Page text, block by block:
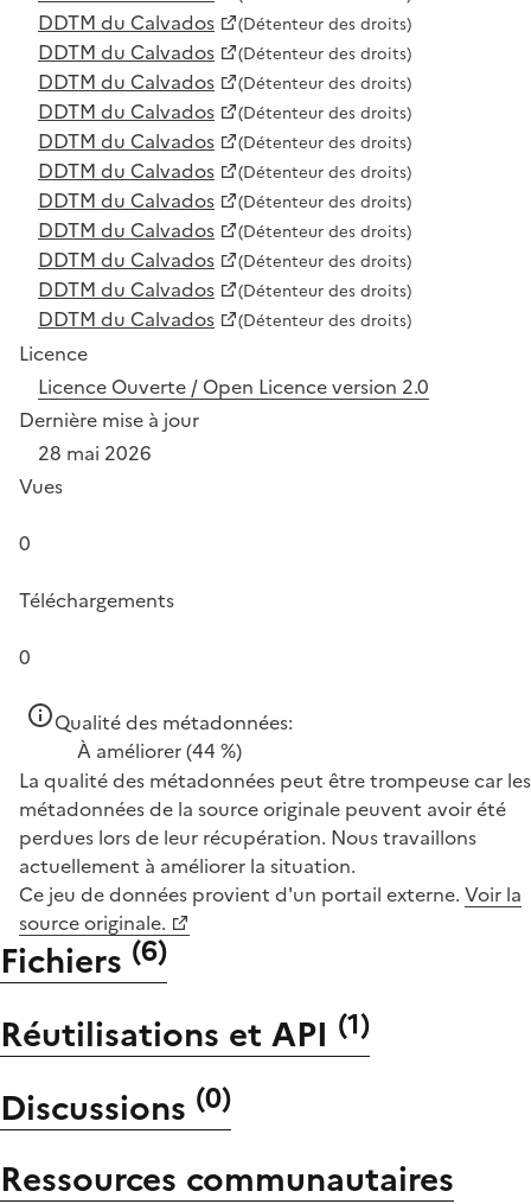
DDTM du Calvados (Détenteur des droits)
DDTM du Calvados (Détenteur des droits)
DDTM du Calvados (Détenteur des droits)
DDTM du Calvados (Détenteur des droits)
DDTM du Calvados (Détenteur des droits)
DDTM du Calvados (Détenteur des droits)
DDTM du Calvados (Détenteur des droits)
DDTM du Calvados (Détenteur des droits)
DDTM du Calvados (Détenteur des droits)
DDTM du Calvados (Détenteur des droits)
DDTM du Calvados (Détenteur des droits)
Licence
Licence Ouverte / Open Licence version 2.0
Dernière mise à jour
28 mai 2026
Vues
0
Téléchargements
0
Qualité des métadonnées:
À améliorer(44 %)
La qualité des métadonnées peut être trompeuse car les
métadonnées de la source originale peuvent avoir été
perdues lors de leur récupération. Nous travaillons
actuellement à améliorer la situation.
Ce jeu de données provient d'un portail externe. Voir la
source originale.
Fichiers (6)
Réutilisations et API (1)
Discussions (0)
Ressources communautaires